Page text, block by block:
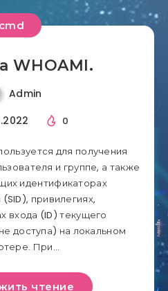
cmd
WHOAMI.
Admin
0
для получения
и группе, а также
идентификаторах
привилегиях,
входа (ID) текущего
доступа) на локальном
При…
чтение